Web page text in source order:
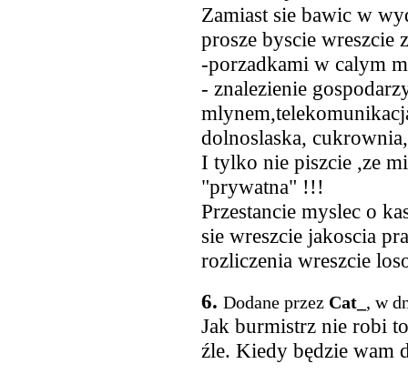
Zamiast sie bawic w
prosze byscie
-porzadkami w calym
- znalezienie
dolnoslaska,
I tylko nie piszcie ,ze
"prywatna" !!!
Przestancie myslec o
sie wreszcie jakoscia
rozliczenia wreszcie
6. Dodane przez Cat_ , w
Jak burmistrz nie robi
źle. Kiedy będzie wam